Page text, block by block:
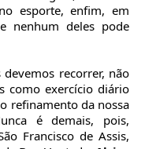
esporte, enfim, em
nenhum deles pode
recorrer, não
como exercício diário
refinamento da nossa
é demais, pois,
Francisco de Assis,